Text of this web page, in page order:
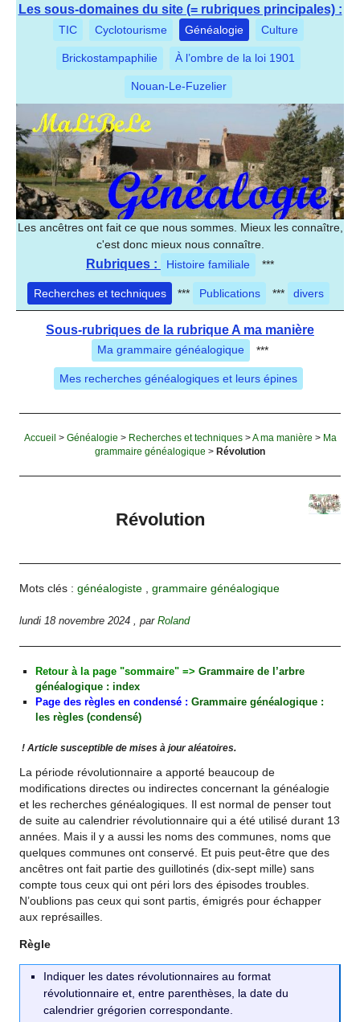
Les sous-domaines du site (= rubriques principales) :
TIC Cyclotourisme Généalogie Culture
Brickostampaphilie À l’ombre de la loi 1901
Nouan-Le-Fuzelier
Les ancêtres ont fait ce que nous sommes. Mieux les connaître,
c'est donc mieux nous connaître.
Rubriques : Histoire familiale ***
Recherches et techniques *** Publications *** divers
Sous-rubriques de la rubrique A ma manière
Ma grammaire généalogique ***
Mes recherches généalogiques et leurs épines
Accueil > Généalogie > Recherches et techniques>A ma manière > Ma
grammaire généalogique > Révolution
Révolution
Mots clés :généalogiste ,grammaire généalogique
lundi 18 novembre 2024 ,parRoland
Retour à la page "sommaire" => Grammaire de l’arbre
généalogique : index
Page des règles en condensé : Grammaire généalogique :
les règles (condensé)
! Article susceptible de mises à jour aléatoires.
La période révolutionnaire a apporté beaucoup de
modifications directes ou indirectes concernant la généalogie
et les recherches généalogiques. Il est normal de penser tout
de suite au calendrier révolutionnaire qui a été utilisé durant 13
années. Mais il y a aussi les noms des communes, noms que
quelques communes ont conservé. Et puis peut-être que des
ancêtres ont fait partie des guillotinés (dix-sept mille) sans
compte tous ceux qui ont péri lors des épisodes troubles.
N’oublions pas ceux qui sont partis, émigrés pour échapper
aux représailles.
Règle
Indiquer les dates révolutionnaires au format
révolutionnaire et, entre parenthèses, la date du
calendrier grégorien correspondante.